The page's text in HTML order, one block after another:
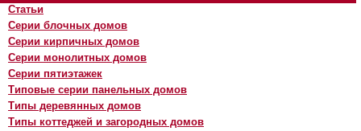
Статьи
Серии блочных домов
Серии кирпичных домов
Серии монолитных домов
Серии пятиэтажек
Типовые серии панельных домов
Типы деревянных домов
Типы коттеджей и загородных домов